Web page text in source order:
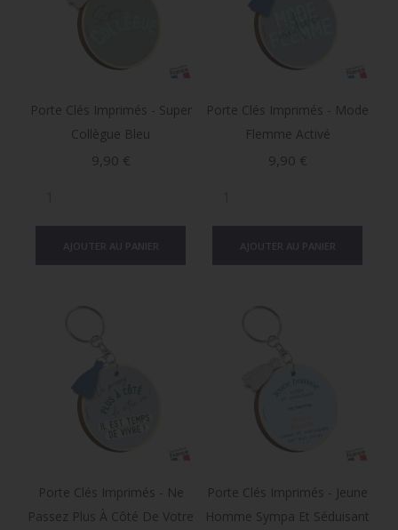
Porte Clés Imprimés - Super
Collègue Bleu
Prix
9,90 €
Porte Clés Imprimés - Mode
Flemme Activé
Prix
9,90 €
Porte Clés Imprimés - Ne
Passez Plus À Côté De Votre
Porte Clés Imprimés - Jeune
Homme Sympa Et Séduisant